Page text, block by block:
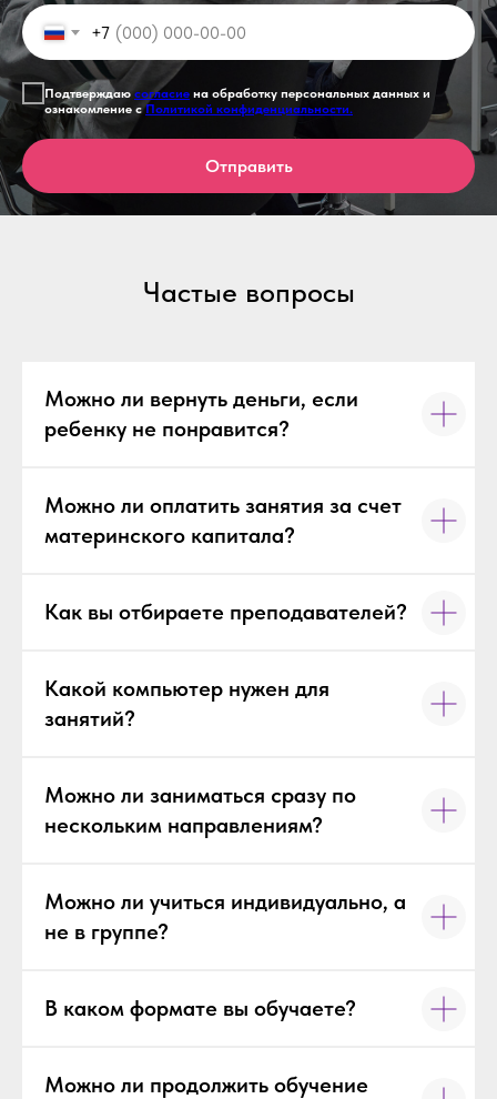
+7
Подтверждаюсогласие на обработку персональных данных и
ознакомление сПолитикой конфиденциальности.
Отправить
Частые вопросы
Можно ли вернуть деньги, если
ребенку не понравится?
Можно ли оплатить занятия за счет
материнского капитала?
Как вы отбираете преподавателей?
Какой компьютер нужен для
занятий?
Можно ли заниматься сразу по
нескольким направлениям?
Можно ли учиться индивидуально, а
не в группе?
В каком формате вы обучаете?
Можно ли продолжить обучение